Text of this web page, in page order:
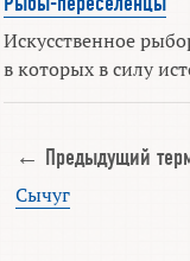
Искусственное
в которых в силу
← Предыдущий
Сычуг